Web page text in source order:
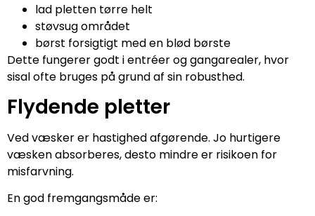
lad pletten tørre helt
støvsug området
børst forsigtigt med en blød børste
Dette fungerer godt i entréer og gangarealer, hvor
sisal ofte bruges på grund af sin robusthed.
Flydende pletter
Ved væsker er hastighed afgørende. Jo hurtigere
væsken absorberes, desto mindre er risikoen for
misfarvning.
En god fremgangsmåde er: